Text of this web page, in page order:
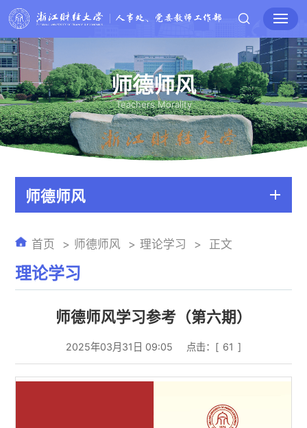
师德师风
Teachers Morality
师德师风
理论学习
首页 师德师风 理论学习 正文
师德师风学习参考（第六期）
2025年03月31日 09:05 点击：[ 61 ]